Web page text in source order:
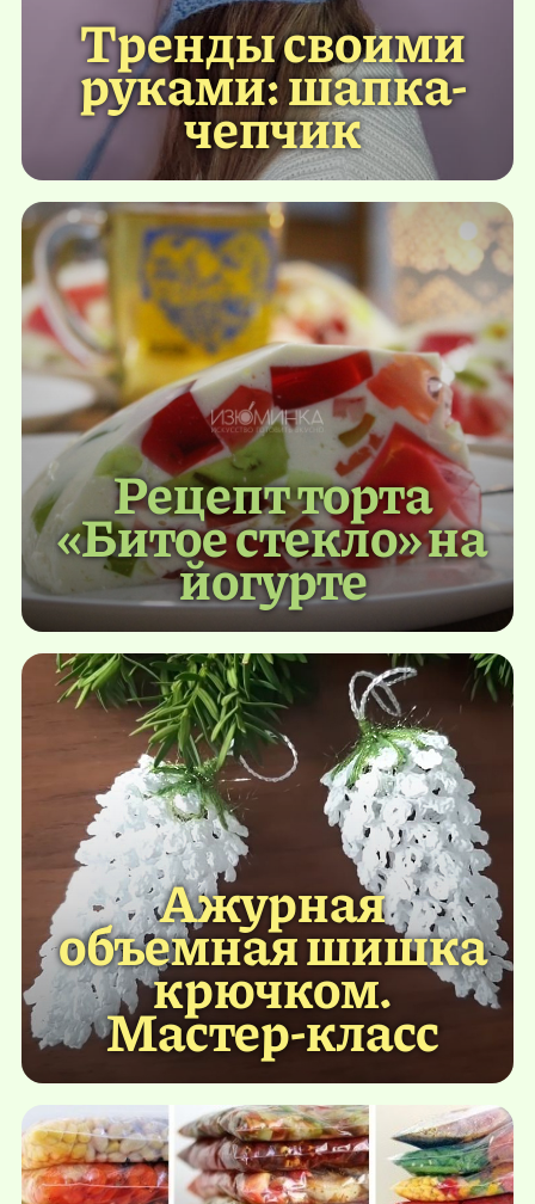
Тренды своими
руками: шапка-
чепчик
Рецепт торта
«Битое стекло» на
йогурте
Ажурная
объемная шишка
крючком.
Мастер-класс